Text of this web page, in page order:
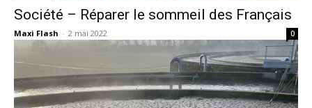
Société – Réparer le sommeil des Français
Maxi Flash - 2 mai 2022 0